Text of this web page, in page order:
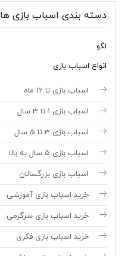
دسته بندی اسباب بازی ها
لگو
انواع اسباب بازی
اسباب بازی تا 12 ماه
اسباب بازی 1 تا 3 سال
اسباب بازی 3 تا 5 سال
اسباب بازی 5 سال به بالا
اسباب بازی بزرگسالان
خرید اسباب بازی آموزشی
خرید اسباب بازی سرگرمی
خرید اسباب بازی فکری